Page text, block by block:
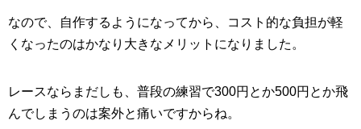
なので、自作するようになってから、コスト的な負担が軽
くなったのはかなり大きなメリットになりました。
レースならまだしも、普段の練習で300円とか500円とか飛
んでしまうのは案外と痛いですからね。